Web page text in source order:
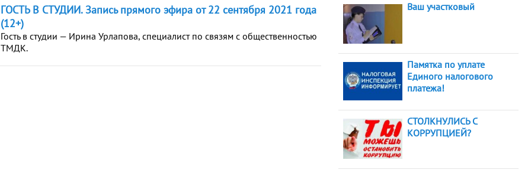
ГОСТЬ В СТУДИИ. Запись прямого эфира от 22 сентября 2021 года
(12+)
Гость в студии — Ирина Урлапова, специалист по связям с общественностью
ТМДК.
Ваш участковый
Памятка по уплате
Единого налогового
платежа!
СТОЛКНУЛИСЬ С
КОРРУПЦИЕЙ?